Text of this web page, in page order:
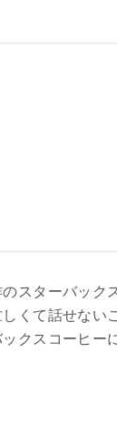
スターバッ
くて話せな
クスコーヒ